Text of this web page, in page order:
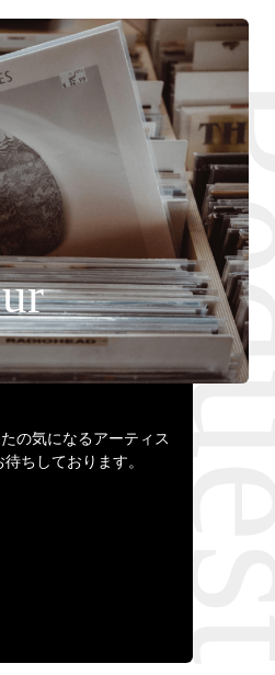
の気になるアーティス
ちしております。